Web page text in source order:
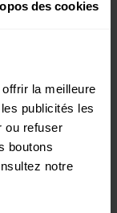
des cookies
la meilleure
publicités les
ou refuser
boutons
notre